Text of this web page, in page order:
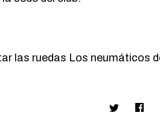
las ruedas Los neumáticos